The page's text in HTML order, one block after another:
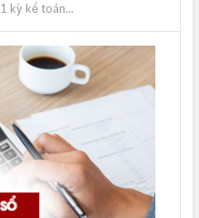
kỳ kế toán...